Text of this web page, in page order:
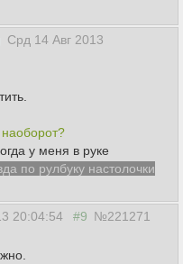
Срд 14 Авг 2013
у меня в руке
по рулбуку настолочки
20:04:54 #9 №221271